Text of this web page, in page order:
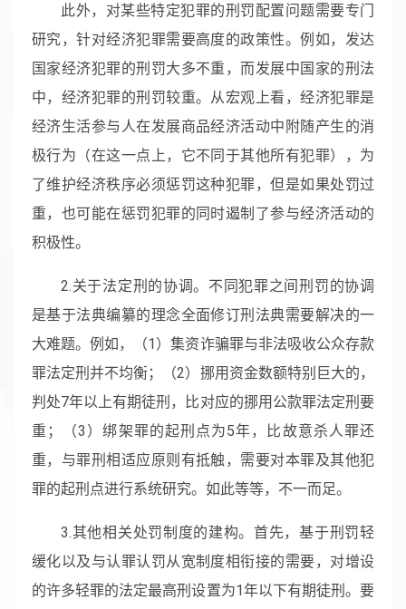
此外，对某些特定犯罪的刑罚配置问题需要专门
研究，针对经济犯罪需要高度的政策性。例如，发达
国家经济犯罪的刑罚大多不重，而发展中国家的刑法
中，经济犯罪的刑罚较重。从宏观上看，经济犯罪是
经济生活参与人在发展商品经济活动中附随产生的消
极行为（在这一点上，它不同于其他所有犯罪），为
了维护经济秩序必须惩罚这种犯罪，但是如果处罚过
重，也可能在惩罚犯罪的同时遏制了参与经济活动的
积极性。
2.关于法定刑的协调。不同犯罪之间刑罚的协调
是基于法典编纂的理念全面修订刑法典需要解决的一
大难题。例如，（1）集资诈骗罪与非法吸收公众存款
罪法定刑并不均衡；（2）挪用资金数额特别巨大的，
判处7年以上有期徒刑，比对应的挪用公款罪法定刑要
重；（3）绑架罪的起刑点为5年，比故意杀人罪还
重，与罪刑相适应原则有抵触，需要对本罪及其他犯
罪的起刑点进行系统研究。如此等等，不一而足。
3.其他相关处罚制度的建构。首先，基于刑罚轻
缓化以及与认罪认罚从宽制度相衔接的需要，对增设
的许多轻罪的法定最高刑设置为1年以下有期徒刑。要